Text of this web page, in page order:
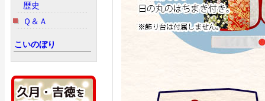
歴史
Ｑ＆Ａ
こいのぼり